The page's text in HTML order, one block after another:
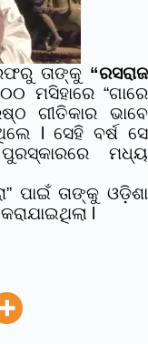
ତାଙ୍କୁ “ରସରାଜ
ମସିହାରେ “ଗାରେ
ଗୀତିକାର ଭାବେ
lସେହି ବର୍ଷ ସେ
ମଧ୍ୟ
ପାଇଁ ତାଙ୍କୁ ଓଡ଼ିଶା
l